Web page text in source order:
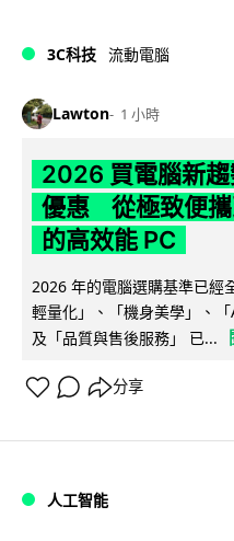
3C科技 流動電腦
Lawton 1 小時
2026 買電腦新
優惠 從極致便攜
的高效能 PC
2026 年的電腦選購基準已經
輕量化」、「機身美學」、
及「品質與售後服務」 已...
分享
人工智能